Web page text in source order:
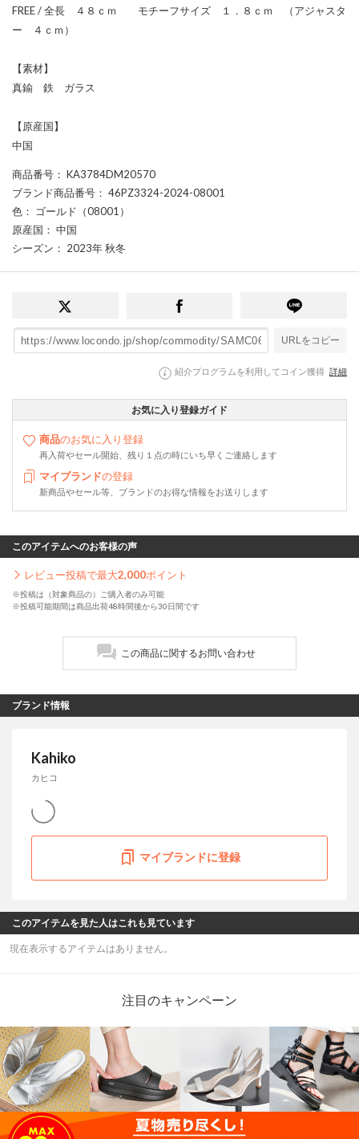
FREE / 全長 ４８ｃｍ モチーフサイズ １．８ｃｍ （アジャスタ
ー ４ｃｍ）
【素材】
真鍮 鉄 ガラス
【原産国】
中国
商品番号 ： KA3784DM20570
ブランド商品番号 ： 46PZ3324-2024-08001
色 ： ゴールド（08001）
原産国 ： 中国
シーズン ： 2023年 秋冬
URLをコピー
紹介プログラムを利用してコイン獲得 詳細
お気に入り登録ガイド
商品のお気に入り登録
再入荷やセール開始、残り１点の時にいち早くご連絡します
マイブランドの登録
新商品やセール等、ブランドのお得な情報をお送りします
このアイテムへのお客様の声
レビュー投稿で最大2,000ポイント
※投稿は（対象商品の）ご購入者のみ可能
※投稿可能期間は商品出荷48時間後から30日間です
この商品に関するお問い合わせ
ブランド情報
Kahiko
カヒコ
マイブランドに登録
このアイテムを見た人はこれも見ています
現在表示するアイテムはありません。
注目のキャンペーン